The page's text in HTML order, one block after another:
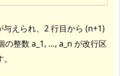
与えられ、2 行目から (n+1)
の整数 a_1, …, a_n が改行区